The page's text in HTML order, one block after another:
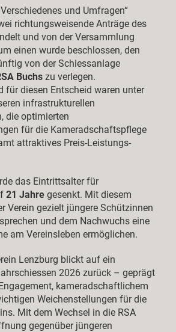
und Umfragen“
richtungsweisende Anträge des
und von der Versammlung
einen wurde beschlossen, den
von der Schiessanlage
Buchs zu verlegen.
für diesen Entscheid waren unter
infrastrukturellen
die optimierten
für die Kameradschaftspflege
attraktives Preis-Leistungs-
das Eintrittsalter für
21 Jahre gesenkt. Mit diesem
Verein gezielt jüngere Schützinnen
und dem Nachwuchs eine
am Vereinsleben ermöglichen.
Lenzburg blickt auf ein
2026 zurück – geprägt
kameradschaftlichem
Weichenstellungen für die
Mit dem Wechsel in die RSA
gegenüber jüngeren